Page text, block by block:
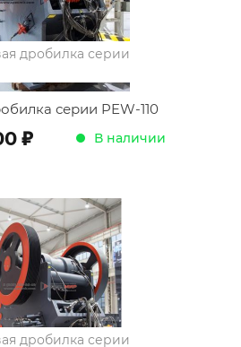
дробилка серии
серии PEW-110
; В наличии
дробилка серии